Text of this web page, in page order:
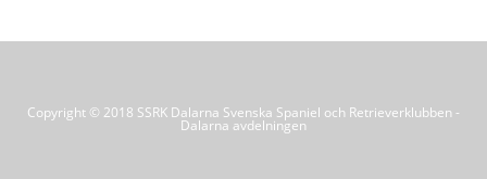
Copyright © 2018 SSRK Dalarna Svenska Spaniel och Retrieverklubben -
Dalarna avdelningen